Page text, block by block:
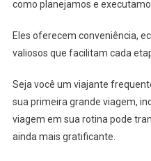
como planejamos e
Eles oferecem conveniência,
valiosos que facilitam cada
Seja você um viajante
sua primeira grande viagem,
viagem em sua rotina pode
ainda mais gratificante.